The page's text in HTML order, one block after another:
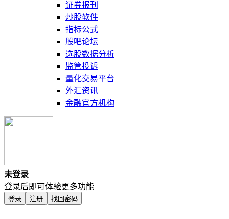
证券报刊
炒股软件
指标公式
股吧论坛
选股数据分析
监管投诉
量化交易平台
外汇资讯
金融官方机构
未登录
登录后即可体验更多功能
登录 注册 找回密码